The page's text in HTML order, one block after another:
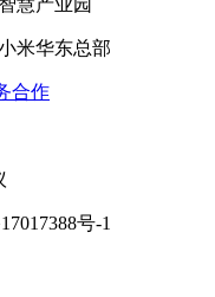
米华东总部
合作
号-1